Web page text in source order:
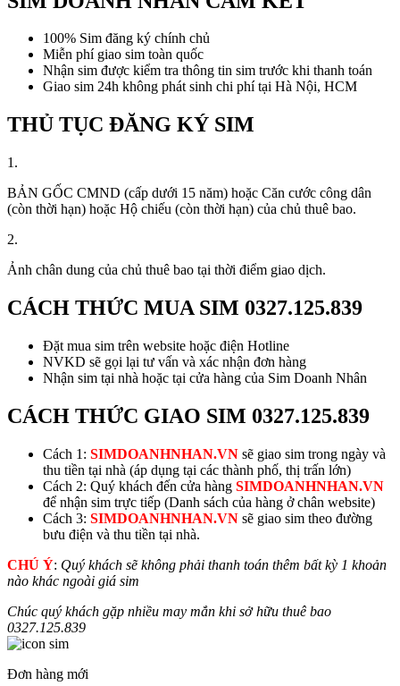
100% Sim đăng ký chính chủ
Miễn phí giao sim toàn quốc
Nhận sim được kiểm tra thông tin sim trước khi thanh toán
Giao sim 24h không phát sinh chi phí tại Hà Nội, HCM
THỦ TỤC ĐĂNG KÝ SIM
1.
BẢN GỐC CMND (cấp dưới 15 năm) hoặc Căn cước công dân
(còn thời hạn) hoặc Hộ chiếu (còn thời hạn) của chủ thuê bao.
2.
Ảnh chân dung của chủ thuê bao tại thời điểm giao dịch.
CÁCH THỨC MUA SIM 0327.125.839
Đặt mua sim trên website hoặc điện Hotline
NVKD sẽ gọi lại tư vấn và xác nhận đơn hàng
Nhận sim tại nhà hoặc tại cửa hàng của Sim Doanh Nhân
CÁCH THỨC GIAO SIM 0327.125.839
Cách 1: SIMDOANHNHAN.VN sẽ giao sim trong ngày và
thu tiền tại nhà (áp dụng tại các thành phố, thị trấn lớn)
Cách 2: Quý khách đến cửa hàng SIMDOANHNHAN.VN
để nhận sim trực tiếp (Danh sách của hàng ở chân website)
Cách 3: SIMDOANHNHAN.VN sẽ giao sim theo đường
bưu điện và thu tiền tại nhà.
CHÚ Ý: Quý khách sẽ không phải thanh toán thêm bất kỳ 1 khoản
nào khác ngoài giá sim
Chúc quý khách gặp nhiều may mắn khi sở hữu thuê bao
0327.125.839
Đơn hàng mới